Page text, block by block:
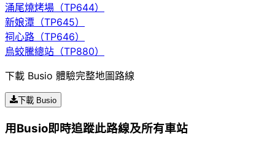
涌尾燒烤場（TP644）
新娘潭（TP645）
祠心路（TP646）
烏蛟騰總站（TP880）
下載 Busio 體驗完整地圖路線
下載 Busio
用Busio即時追蹤此路線及所有車站